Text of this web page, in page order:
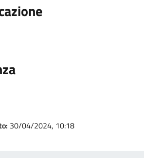
30/04/2024, 10:18